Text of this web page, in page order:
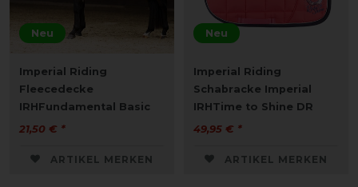
Neu
Imperial Riding
Fleecedecke
IRHFundamental Basic
21,50 € *
ARTIKEL MERKEN
Neu
Imperial Riding
Schabracke Imperial
IRHTime to Shine DR
49,95 € *
ARTIKEL MERKEN